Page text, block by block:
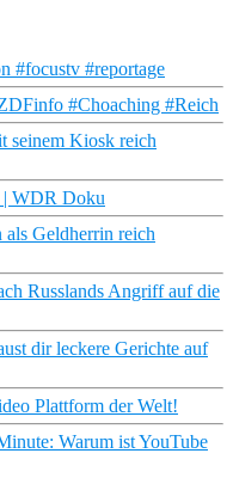
#focustv #reportage
#Choaching #Reich
seinem Kiosk reich
| WDR Doku
als Geldherrin reich
Russlands Angriff auf die
dir leckere Gerichte auf
Plattform der Welt!
Warum ist YouTube